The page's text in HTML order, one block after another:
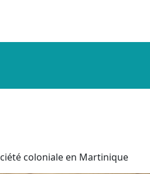
coloniale en Martinique